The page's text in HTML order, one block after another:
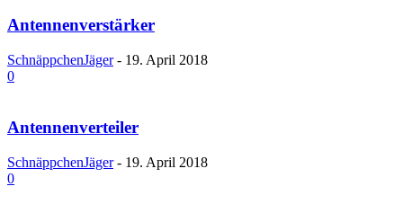
Antennenverstärker
SchnäppchenJäger - 19. April 2018
0
Antennenverteiler
SchnäppchenJäger - 19. April 2018
0